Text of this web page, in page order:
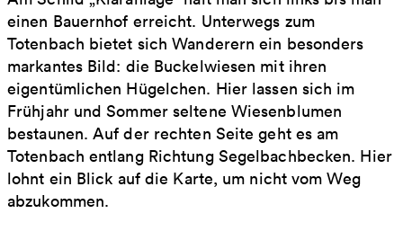
einen Bauernhof erreicht. Unterwegs zum
Totenbach bietet sich Wanderern ein besonders
markantes Bild: die Buckelwiesen mit ihren
eigentümlichen Hügelchen. Hier lassen sich im
Frühjahr und Sommer seltene Wiesenblumen
bestaunen. Auf der rechten Seite geht es am
Totenbach entlang Richtung Segelbachbecken. Hier
lohnt ein Blick auf die Karte, um nicht vom Weg
abzukommen.